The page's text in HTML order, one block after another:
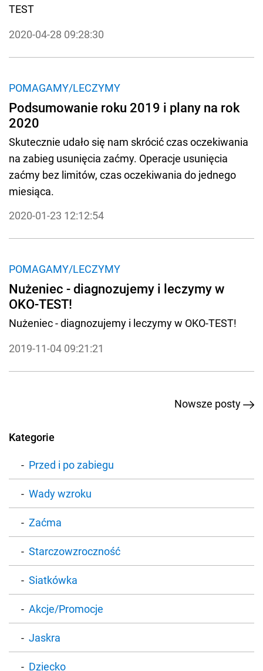
TEST
2020-04-28 09:28:30
POMAGAMY/LECZYMY
Podsumowanie roku 2019 i plany na rok
2020
Skutecznie udało się nam skrócić czas oczekiwania
na zabieg usunięcia zaćmy. Operacje usunięcia
zaćmy bez limitów, czas oczekiwania do jednego
miesiąca.
2020-01-23 12:12:54
POMAGAMY/LECZYMY
Nużeniec - diagnozujemy i leczymy w
OKO-TEST!
Nużeniec - diagnozujemy i leczymy w OKO-TEST!
2019-11-04 09:21:21
Nowsze posty
Kategorie
Przed i po zabiegu
Wady wzroku
Zaćma
Starczowzroczność
Siatkówka
Akcje/Promocje
Jaskra
Dziecko